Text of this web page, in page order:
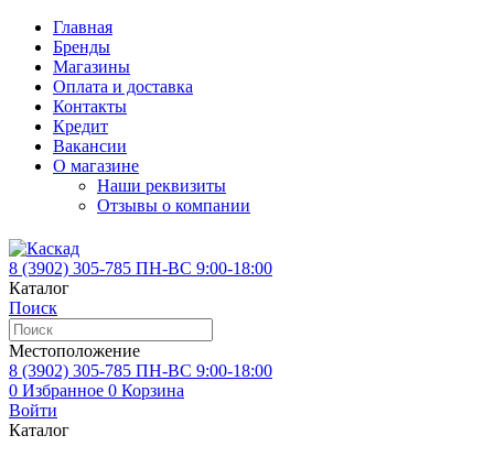
Главная
Бренды
Магазины
Оплата и доставка
Контакты
Кредит
Вакансии
О магазине
Наши реквизиты
Отзывы о компании
8 (3902) 305-785 ПН-ВС 9:00-18:00
Каталог
Поиск
Местоположение
8 (3902) 305-785 ПН-ВС 9:00-18:00
0 Избранное 0 Корзина
Войти
Каталог